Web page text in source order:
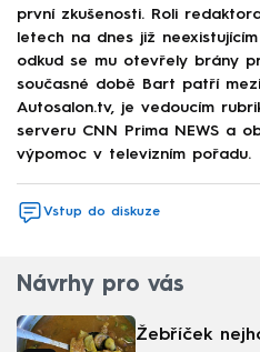
první zkušenosti. Roli
letech na dnes již
odkud se mu otevřely brány
současné době Bart patří
Autosalon.tv, je vedoucím
serveru CNN Prima NEWS a
výpomoc v televizním pořadu.
Vstup do diskuze
Návrhy pro vás
Žebříček